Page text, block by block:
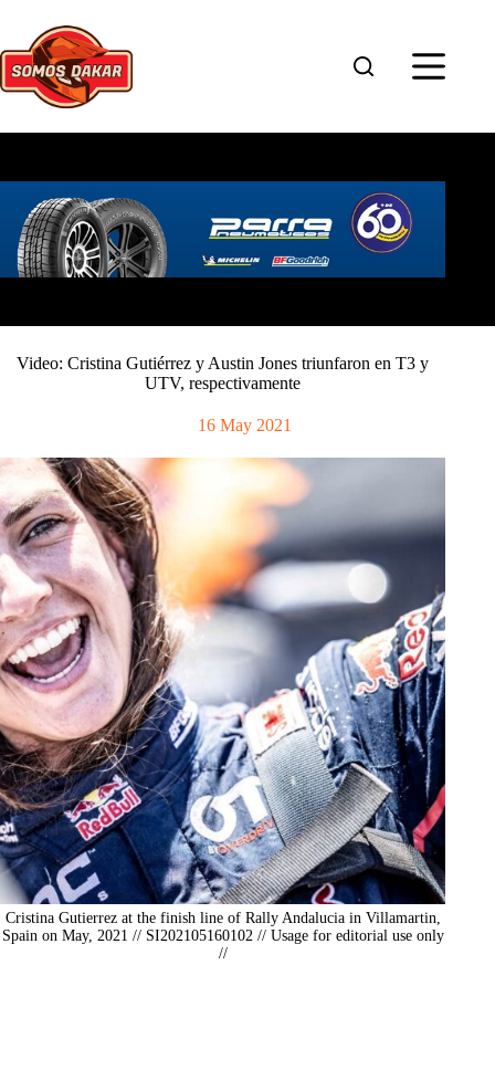
contenido
Video: Cristina Gutiérrez y Austin Jones triunfaron en T3 y
UTV, respectivamente
16 May 2021
Cristina Gutierrez at the finish line of Rally Andalucia in Villamartin,
Spain on May, 2021 // SI202105160102 // Usage for editorial use only
//